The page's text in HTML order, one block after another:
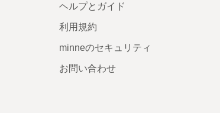
ヘルプとガイド
利用規約
minneのセキュリティ
お問い合わせ